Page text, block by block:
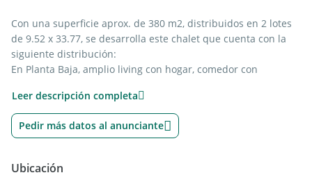
Con una superficie aprox. de 380 m2, distribuidos en 2 lotes
de 9.52 x 33.77, se desarrolla este chalet que cuenta con la
siguiente distribución:
En Planta Baja, amplio living con hogar, comedor con
a medida; sector de lavadero separado; Toilette de recepción,
y dormitorio con salida al parque y un baño completo.
En 1er piso, dormitorio principal en suite (con ducha y
suite con balcon a la calle; y 3er dormitorio al contrafrente, y
un baño completo con ducha y bañera.
Leer descripción completa
Pedir más datos al anunciante
Ubicación